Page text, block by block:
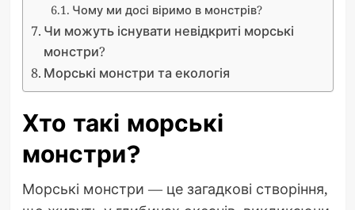
Чому ми досі віримо в монстрів?
Чи можуть існувати невідкриті морські
монстри?
Морські монстри та екологія
Хто такі морські
монстри?
Морські монстри — це загадкові створіння,